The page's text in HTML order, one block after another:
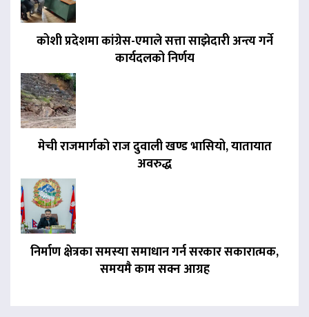
कोशी प्रदेशमा कांग्रेस-एमाले सत्ता साझेदारी अन्त्य गर्ने
कार्यदलको निर्णय
मेची राजमार्गको राज दुवाली खण्ड भासियो, यातायात
अवरुद्ध
निर्माण क्षेत्रका समस्या समाधान गर्न सरकार सकारात्मक,
समयमै काम सक्न आग्रह